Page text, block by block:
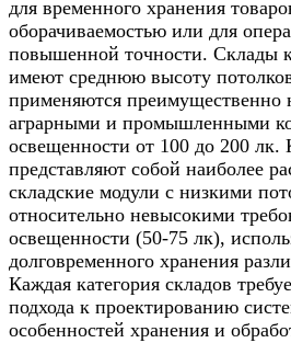
для временного хранения
оборачиваемостью или для
повышенной точности. Склады
имеют среднюю высоту
применяются преимущественно
аграрными и промышленными
освещенности от 100 до 200 лк.
представляют собой наиболее
складские модули с низкими
относительно невысокими
освещенности (50-75 лк),
долговременного хранения
Каждая категория складов
подхода к проектированию
особенностей хранения и